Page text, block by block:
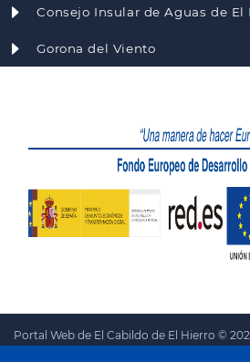
Consejo Insular de Aguas de El
Gorona del Viento
Portal Web de El Cabildo de El Hierro ©